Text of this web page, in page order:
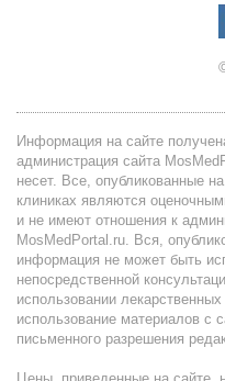
Информация на сайте
администрация сайта
несет. Все, опубликованные
клиниках являются
и не имеют отношения к
MosMedPortal.ru. Вся,
информация не может быть
непосредственной
использовании
использование материалов с
письменного разрешения